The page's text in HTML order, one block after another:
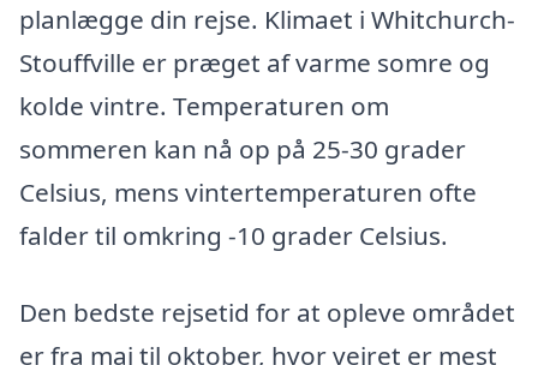
planlægge din rejse. Klimaet i Whitchurch-
Stouffville er præget af varme somre og
kolde vintre. Temperaturen om
sommeren kan nå op på 25-30 grader
Celsius, mens vintertemperaturen ofte
falder til omkring -10 grader Celsius.
Den bedste rejsetid for at opleve området
er fra maj til oktober, hvor vejret er mest